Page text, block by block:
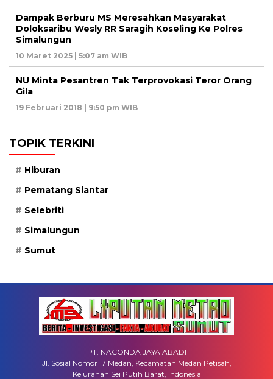
Dampak Berburu MS Meresahkan Masyarakat
Doloksaribu Wesly RR Saragih Koseling Ke Polres
Simalungun
10 Maret 2025 | 5:07 am WIB
NU Minta Pesantren Tak Terprovokasi Teror Orang
Gila
19 Februari 2018 | 9:50 pm WIB
TOPIK TERKINI
Hiburan
Pematang Siantar
Selebriti
Simalungun
Sumut
PT. NACONDA JAYA ABADI
Jl. Sosial Nomor 17 Medan, Kecamatan Medan Petisah,
Kelurahan Sei Putih Barat, Indonesia